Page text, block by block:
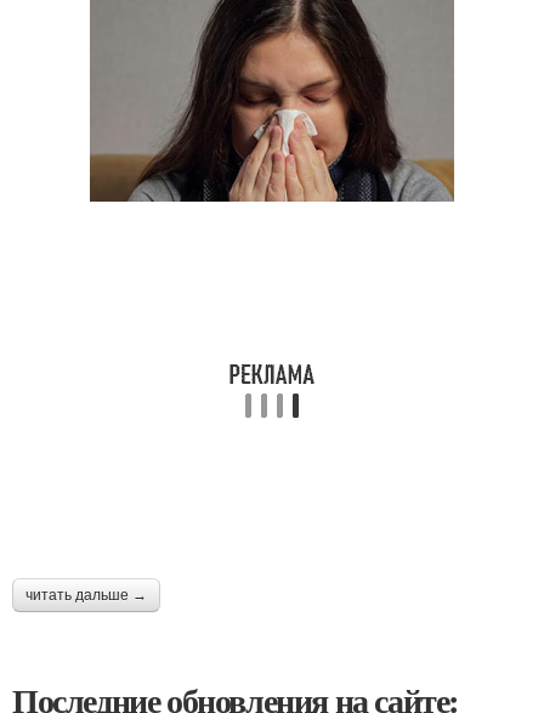
читать дальше →
Последние обновления на сайте: